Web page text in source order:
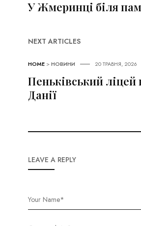
У Жмеринці біля
NEXT ARTICLES
HOME >НОВИНИ 20 ТРАВНЯ, 2026
Пеньківський ліцей
Данії
LEAVE A REPLY